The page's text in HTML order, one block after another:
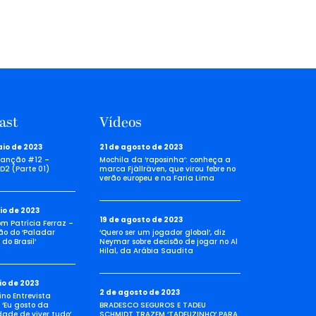
de 2023
#12 –
(Parte 01)
de 2023
Patrícia Ferraz –
do ‘Paladar
Brasil’
de 2023
Entrevista
gosto da
Vídeos
21 de agosto de 2023
Mochila da ‘raposinha’: conheça a
marca Fjällräven, que virou febre no
verão europeu e na Faria Lima
19 de agosto de 2023
‘Quero ser um jogador global’, diz
Neymar sobre decisão de jogar no Al
Hilal, da Arábia Saudita
2 de agosto de 2023
BRADESCO SEGUROS E TADEU